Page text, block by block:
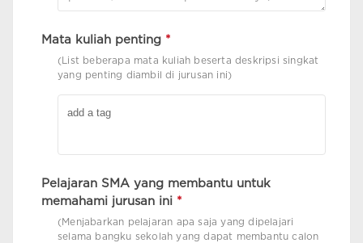
Mata kuliah penting *
(List beberapa mata kuliah beserta deskripsi singkat
yang penting diambil di jurusan ini)
Pelajaran SMA yang membantu untuk
memahami jurusan ini *
(Menjabarkan pelajaran apa saja yang dipelajari
selama bangku sekolah yang dapat membantu calon